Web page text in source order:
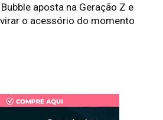
aposta na Geração Z e
o acessório do momento